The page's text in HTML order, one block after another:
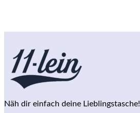
Näh dir einfach deine Lieblingstasche!